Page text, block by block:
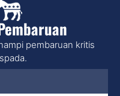
pembaruan kritis